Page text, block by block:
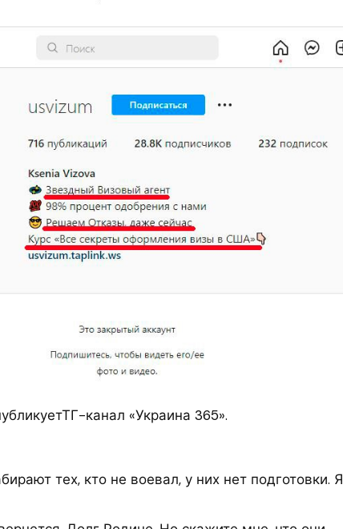
канал «Украина 365».
тех, кто не воевал, у них нет подготовки. Я